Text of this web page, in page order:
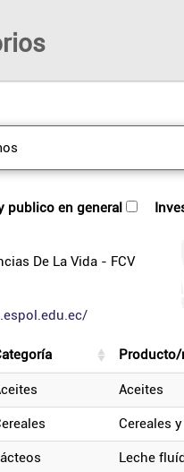
publico en general
De La Vida - FCV
categoría
aceites aceites
cereales cereales
lácteos leche